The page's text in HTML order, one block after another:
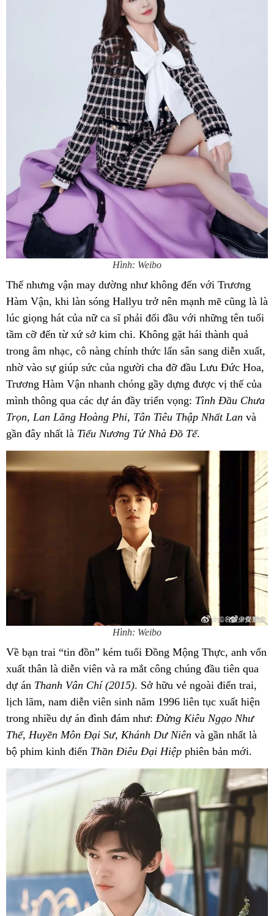
Hình: Weibo
Thế nhưng vận may dường như không đến với Trương
Hàm Vận, khi làn sóng Hallyu trở nên mạnh mẽ cũng là là
lúc giọng hát của nữ ca sĩ phải đối đầu với những tên tuổi
tầm cỡ đến từ xứ sở kim chi. Không gặt hái thành quả
trong âm nhạc, cô nàng chính thức lấn sân sang diễn xuất,
nhờ vào sự giúp sức của người cha đỡ đầu Lưu Đức Hoa,
Trương Hàm Vận nhanh chóng gầy dựng được vị thế của
mình thông qua các dự án đầy triển vọng: Tình Đầu Chưa
Trọn, Lan Lăng Hoàng Phi, Tân Tiêu Thập Nhất Lan và
gần đây nhất là Tiểu Nương Tử Nhà Đồ Tể.
Hình: Weibo
Về bạn trai “tin đồn” kém tuổi Đồng Mộng Thực, anh vốn
xuất thân là diễn viên và ra mắt công chúng đầu tiên qua
dự án Thanh Vân Chí (2015). Sở hữu vẻ ngoài điển trai,
lịch lãm, nam diễn viên sinh năm 1996 liên tục xuất hiện
trong nhiều dự án đình đám như: Đừng Kiêu Ngạo Như
Thế, Huyền Môn Đại Sư, Khánh Dư Niên và gần nhất là
bộ phim kinh điển Thần Điêu Đại Hiệp phiên bản mới.